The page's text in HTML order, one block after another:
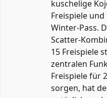
kuschelige
Freispiele
Winter-Pass.
Scatter-
15 Freispiele
zentralen
Freispiele für
sorgen, hat